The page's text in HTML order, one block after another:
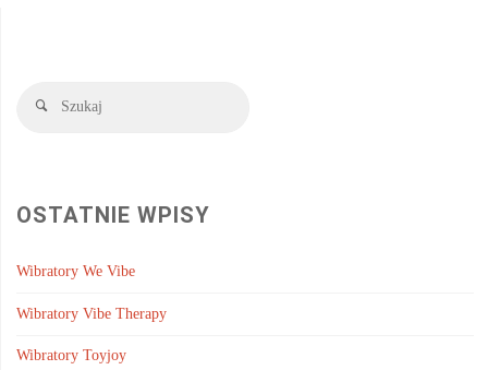
Szukaj
OSTATNIE WPISY
Wibratory We Vibe
Wibratory Vibe Therapy
Wibratory Toyjoy